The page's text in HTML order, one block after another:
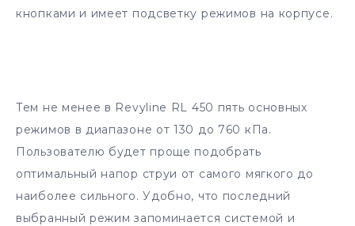
кнопками и имеет подсветку режимов на корпусе.
Тем не менее в Revyline RL 450 пять основных
режимов в диапазоне от 130 до 760 кПа.
Пользователю будет проще подобрать
оптимальный напор струи от самого мягкого до
наиболее сильного. Удобно, что последний
выбранный режим запоминается системой и